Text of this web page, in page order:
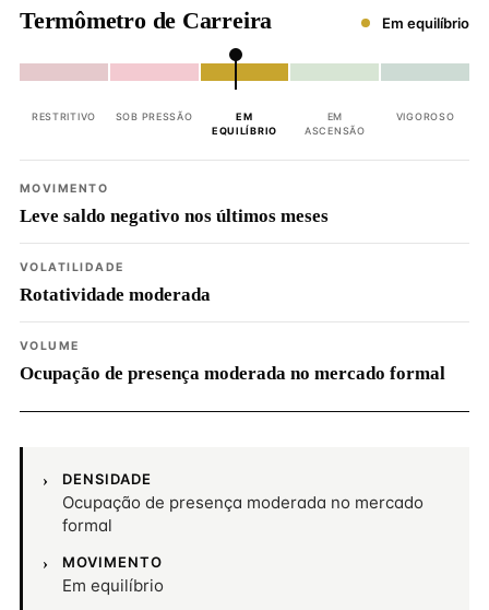
Termômetro de Carreira Em equilíbrio
RESTRITIVO SOB PRESSÃO
EM
EQUILÍBRIO
EM
ASCENSÃO
VIGOROSO
MOVIMENTO
Leve saldo negativo nos últimos meses
VOLATILIDADE
Rotatividade moderada
VOLUME
Ocupação de presença moderada no mercado formal
DENSIDADE
Ocupação de presença moderada no mercado
formal
MOVIMENTO
Em equilíbrio